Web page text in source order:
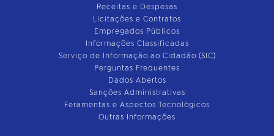
Receitas e Despesas
Licitações e Contratos
Empregados Públicos
Informações Classificadas
Serviço de Informação ao Cidadão (SIC)
Perguntas Frequentes
Dados Abertos
Sanções Administrativas
Feramentas e Aspectos Tecnológicos
Outras Informações